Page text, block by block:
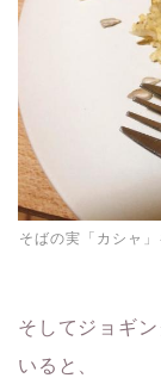
そばの実「カシャ
そしてジョギ
いると、